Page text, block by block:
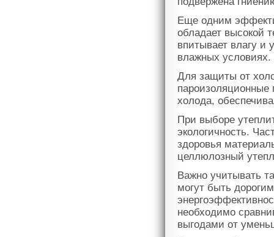
Еще одним
обладает высокой
впитывает влагу и
влажных условиях.
Для защиты от
пароизоляционные
холода,
При выборе
экологичность.
здоровья
целлюлозный
Важно учитывать
могут быть
необходимо
выгодами от